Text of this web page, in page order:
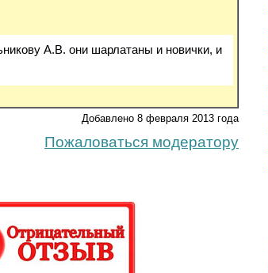
А.В. они шарлатаны и новички, и
Добавлено 8 февраля 2013 года
Пожаловаться модератору